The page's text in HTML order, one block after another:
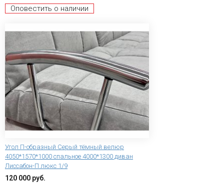
Оповестить о наличии
Угол П-образный Серый тёмный велюр
4050*1570*1000 спальное 4000*1300 диван
Лиссабон-П люкс 1/9
120 000 руб.